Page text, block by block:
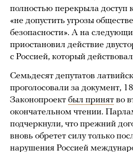
полностью перекрыла доступ
«не допустить угрозы
безопасности». А на
приостановил действие
с Россией, который
Семьдесят депутатов
проголосовали за документ,
Законопроект был принят во
окончательном чтении.
подчеркнули, что прежний
вновь обретет силу только
нарушения Россией